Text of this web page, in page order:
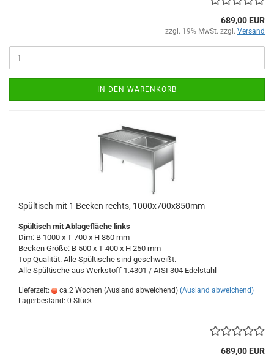
689,00 EUR
zzgl. 19% MwSt. zzgl. Versand
IN DEN WARENKORB
Spültisch mit 1 Becken rechts, 1000x700x850mm
Spültisch mit Ablagefläche links
Dim: B 1000 x T 700 x H 850 mm
Becken Größe: B 500 x T 400 x H 250 mm
Top Qualität. Alle Spültische sind geschweißt.
Alle Spültische aus Werkstoff 1.4301 / AISI 304 Edelstahl
Lieferzeit: ca.2 Wochen (Ausland abweichend) (Ausland abweichend)
Lagerbestand: 0 Stück
689,00 EUR